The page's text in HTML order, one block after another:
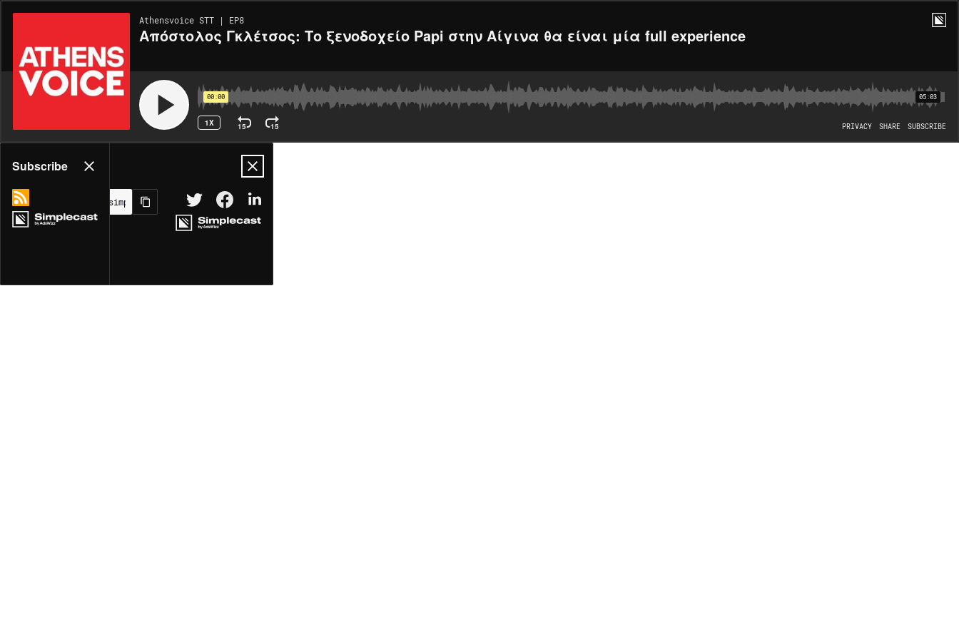
Athensvoice STT | EP8
Aπόστολος Γκλέτσος: Το ξενοδοχείο Papi στην Αίγινα θα είναι μία full experience
00:00 05:03
1X 15 15 PRIVACY SHARE SUBSCRIBE
Share
MORE OPTIONS
Subscribe